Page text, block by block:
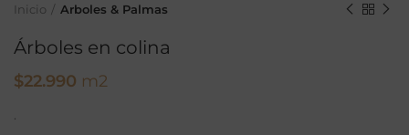
Inicio Arboles & Palmas
Árboles en colina
$22.990 m2
.